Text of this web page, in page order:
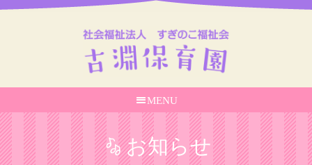
MENU
お知らせ